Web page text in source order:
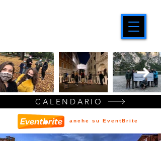
CALENDARIO
anche su EventBrite